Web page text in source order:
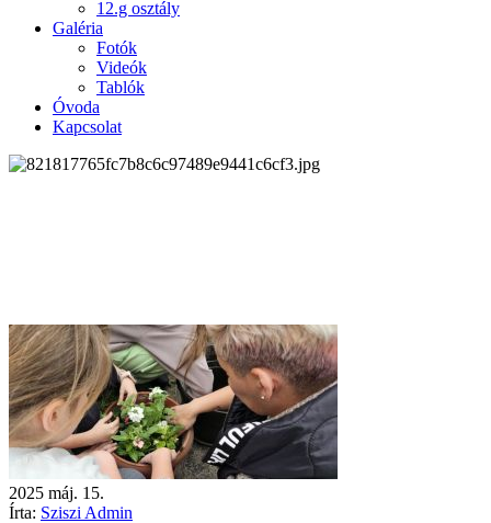
12.g osztály
Galéria
Fotók
Videók
Tablók
Óvoda
Kapcsolat
2025 máj. 15.
Írta: Sziszi Admin